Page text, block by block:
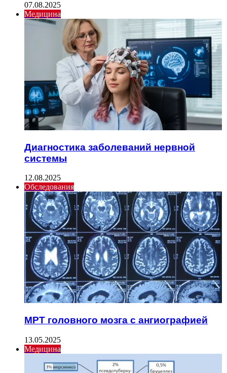
07.08.2025
Медицина
Диагностика заболеваний нервной
системы
12.08.2025
Обследования
МРТ головного мозга с ангиографией
13.05.2025
Медицина